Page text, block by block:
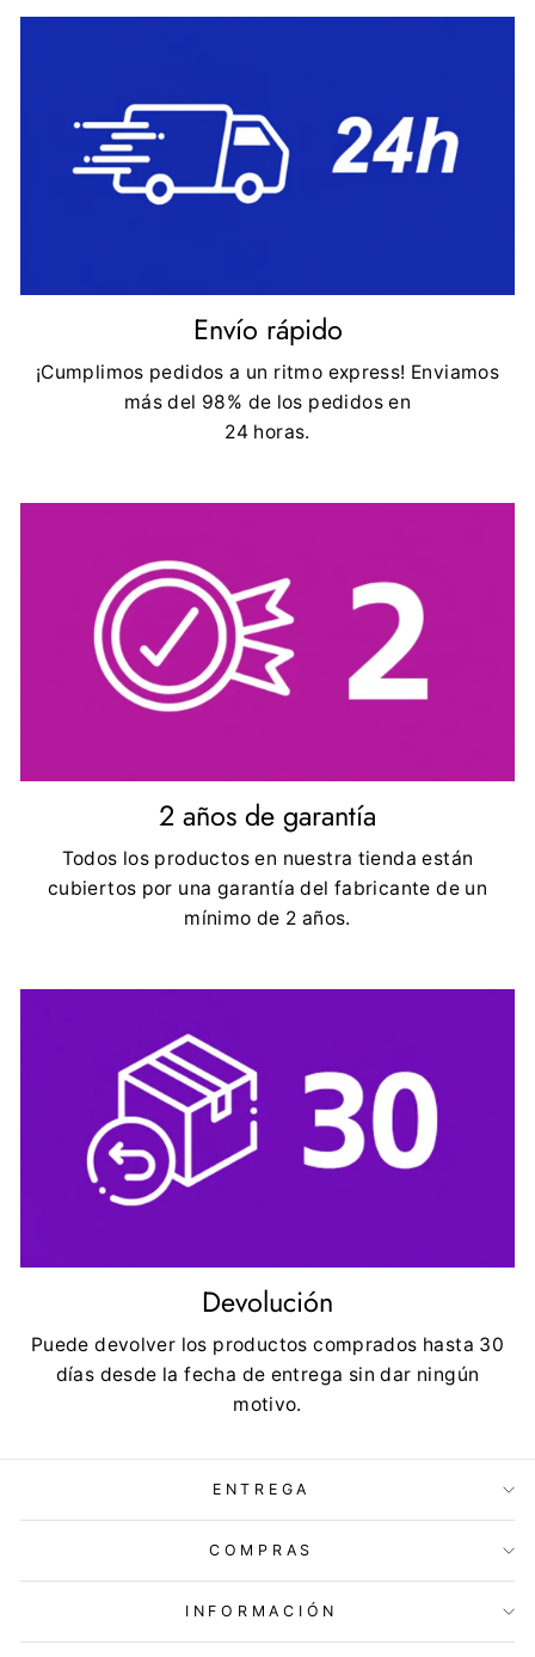
Envío rápido
¡Cumplimos pedidos a un ritmo express! Enviamos
más del 98% de los pedidos en
24 horas.
2 años de garantía
Todos los productos en nuestra tienda están
cubiertos por una garantía del fabricante de un
mínimo de 2 años.
Devolución
Puede devolver los productos comprados hasta 30
días desde la fecha de entrega sin dar ningún
motivo.
ENTREGA
COMPRAS
INFORMACIÓN